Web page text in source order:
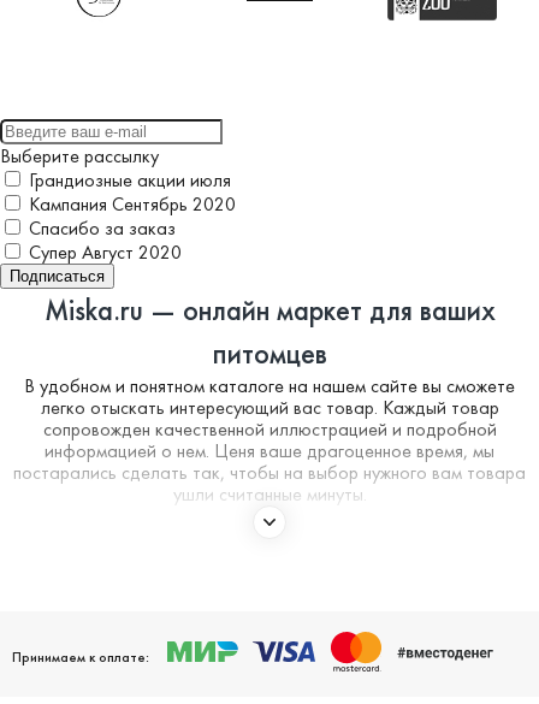
Выберите рассылку
Грандиозные акции июля
Кампания Сентябрь 2020
Спасибо за заказ
Супер Август 2020
Подписаться
Miska.ru — онлайн маркет для ваших
питомцев
В удобном и понятном каталоге на нашем сайте вы сможете
легко отыскать интересующий вас товар. Каждый товар
сопровожден качественной иллюстрацией и подробной
информацией о нем. Ценя ваше драгоценное время, мы
постарались сделать так, чтобы на выбор нужного вам товара
ушли считанные минуты.
и ветеринарные препараты. Вся продукция, представленная в
нашем магазине, сертифицирована и соответствует высоким
стандартам качества.
Принимаем к оплате: